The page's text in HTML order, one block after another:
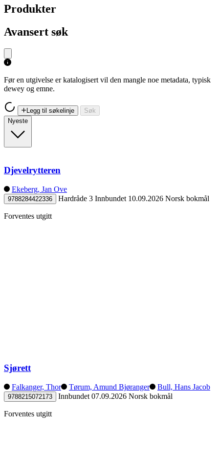
Produkter
Avansert søk
Før en utgivelse er katalogisert vil den mangle noe metadata, typisk
dewey og emne.
Legg til søkelinje
Søk
Nyeste
Djevelrytteren
Ekeberg, Jan Ove
9788284422336 Hardråde 3 Innbundet 10.09.2026 Norsk bokmål
Forventes utgitt
Sjørett
Falkanger, Thor Tørum, Amund Bjøranger Bull, Hans Jacob
9788215072173 Innbundet 07.09.2026 Norsk bokmål
Forventes utgitt